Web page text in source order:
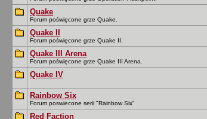
Quake
Forum poświęcone grze Quake.
Quake II
Forum poświęcone grze Quake II.
Quake III Arena
Forum poświęcone grze Quake III Arena.
Quake IV
Rainbow Six
Forum poswiecone serii "Rainbow Six"
Red Faction